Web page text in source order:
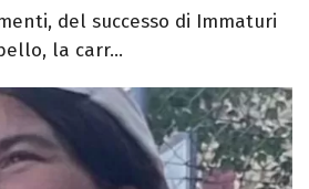
del successo di Immaturi
la carr...